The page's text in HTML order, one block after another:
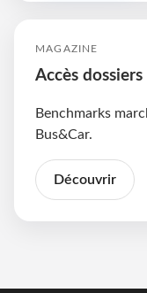
MAGAZINE
Accès dossiers
Benchmarks
Bus&Car.
Découvrir